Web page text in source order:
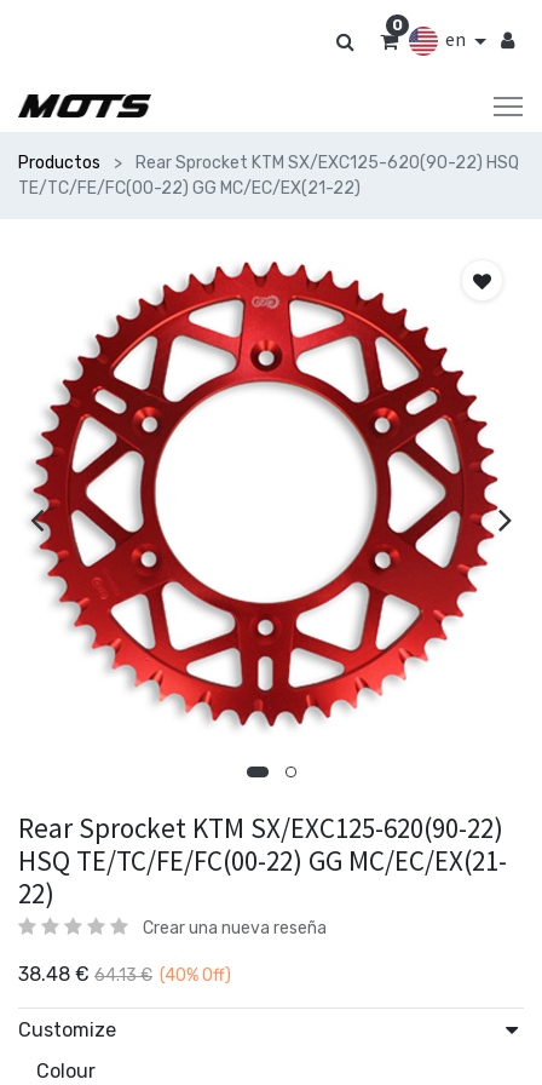
en
0
Productos
Rear Sprocket KTM SX/EXC125-620(90-22) HSQ
TE/TC/FE/FC(00-22) GG MC/EC/EX(21-22)
Rear Sprocket KTM SX/EXC125-620(90-22)
HSQ TE/TC/FE/FC(00-22) GG MC/EC/EX(21-
22)
Crear una nueva reseña
38.48 € 64.13€ (40%Off)
Customize
Colour